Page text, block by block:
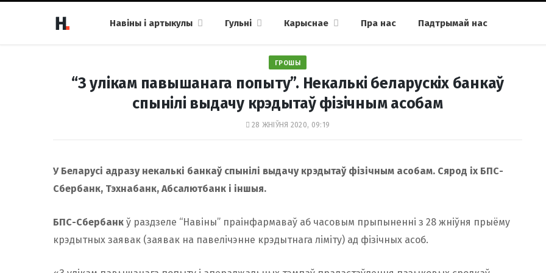
Навіны і артыкулы Гульні Карыснае Пра нас Падтрымай нас
ГРОШЫ
“З улікам павышанага попыту”. Некалькі беларускіх банкаў
спынілі выдачу крэдытаў фізічным асобам
28 ЖНІЎНЯ 2020, 09:19
У Беларусі адразу некалькі банкаў спынілі выдачу крэдытаў фізічным асобам. Сярод іх БПС-
Сбербанк, Тэхнабанк, Абсалютбанк і іншыя.
БПС-Сбербанк ў раздзеле “Навіны” праінфармаваў аб часовым прыпыненні з 28 жніўня прыёму
крэдытных заявак (заявак на павелічэнне крэдытнага ліміту) ад фізічных асоб.